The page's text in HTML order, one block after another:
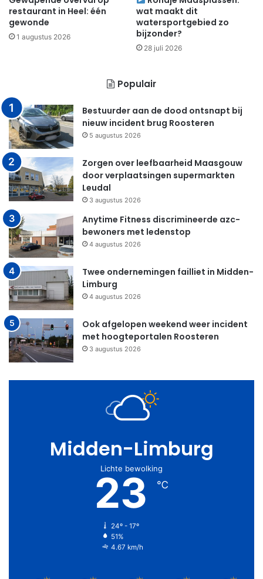
restaurant in Heel: één
gewonde
1 augustus 2026
wat maakt dit
watersportgebied zo
bijzonder?
28 juli 2026
Populair
Bestuurder aan de dood ontsnapt bij
nieuw incident brug Roosteren
5 augustus 2026
Zorgen over leefbaarheid Maasgouw
door verplaatsingen supermarkten
Leudal
3 augustus 2026
Anytime Fitness discrimineerde azc-
bewoners met ledenstop
4 augustus 2026
Twee ondernemingen failliet in Midden-
Limburg
4 augustus 2026
Ook afgelopen weekend weer incident
met hoogteportalen Roosteren
3 augustus 2026
Midden-Limburg
Lichte bewolking
23 ℃
24º - 17º
51%
4.67 km/h